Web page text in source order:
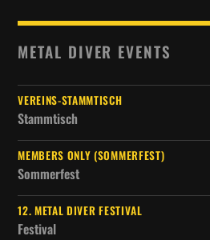
METAL DIVER EVENTS
VEREINS-STAMMTISCH
Stammtisch
MEMBERS ONLY (SOMMERFEST)
Sommerfest
12. METAL DIVER FESTIVAL
Festival